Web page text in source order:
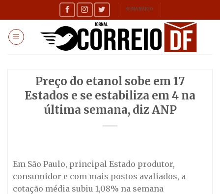
to
content
SEMANÁRIO
Preço do etanol sobe em 17
Estados e se estabiliza em 4 na
última semana, diz ANP
Em São Paulo, principal Estado produtor,
consumidor e com mais postos avaliados, a
cotação média subiu 1,08% na semana